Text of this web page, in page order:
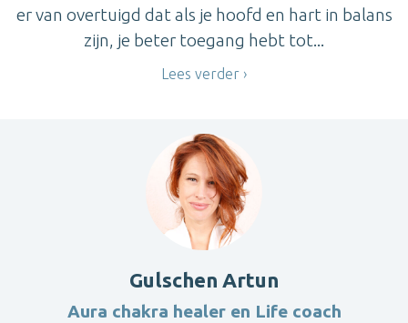
er van overtuigd dat als je hoofd en hart in balans
zijn, je beter toegang hebt tot...
Lees verder
Gulschen Artun
Aura chakra healer en Life coach